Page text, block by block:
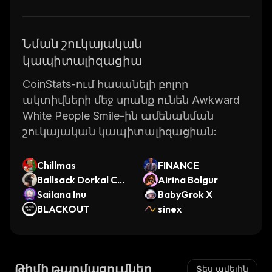
Նման շուկայական
կապիտալիզացիա
CoinStats-ում հասանելի բոլոր
ակտիվների մեջ սրանք ունեն Awkward
White People Smile-ին ամենանման
շուկայական կապիտալիզացիան:
Chillmas
FINANCE
Ballsack Dorkal Coi
n
Airina Bolgur
Sailana Inu
BabyGrok X
BLACKOUT
sinex
Թիմի թարմացումներ Տես ավելին